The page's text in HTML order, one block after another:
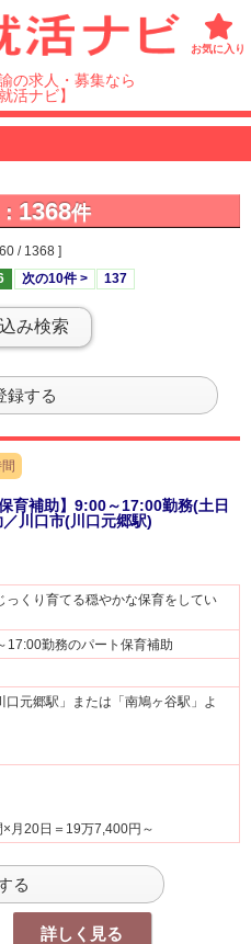
お気に入り
の求人・募集なら
活ナビ】
1368件
/ 1368 ]
次の10件 > 137
み検索
録する
育補助】9:00～17:00勤務(土日
川口市(川口元郷駅)
っくり育てる穏やかな保育をしてい
17:00勤務のパート保育補助
口元郷駅」または「南鳩ヶ谷駅」よ
月20日＝19万7,400円～
る
詳しく見る